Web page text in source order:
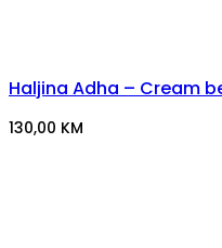
Haljina Adha – Cream
130,00 KM